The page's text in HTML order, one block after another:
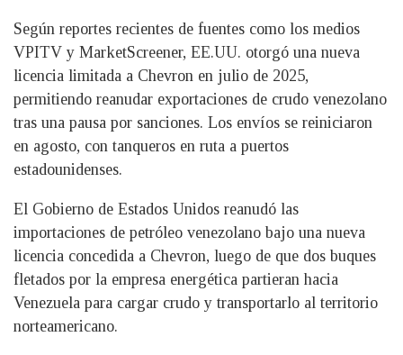
Según reportes recientes de fuentes como los medios
VPITV y MarketScreener, EE.UU. otorgó una nueva
licencia limitada a Chevron en julio de 2025,
permitiendo reanudar exportaciones de crudo venezolano
tras una pausa por sanciones. Los envíos se reiniciaron
en agosto, con tanqueros en ruta a puertos
estadounidenses.
El Gobierno de Estados Unidos reanudó las
importaciones de petróleo venezolano bajo una nueva
licencia concedida a Chevron, luego de que dos buques
fletados por la empresa energética partieran hacia
Venezuela para cargar crudo y transportarlo al territorio
norteamericano.